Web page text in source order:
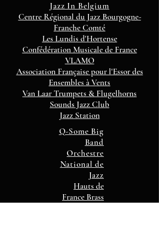
Jazz In Belgium
Centre Régional du Jazz Bourgogne-
Franche Comté
Les Lundis d'Hortense
Confédération Musicale de France
VLAMO
Association Française pour l'Essor des
Ensembles à Vents
Van Laar Trumpets & Flugelhorns
Sounds Jazz Club
Jazz Station
Q-Some Big
Band
Orchestre
National de
Jazz
Hauts de
France Brass